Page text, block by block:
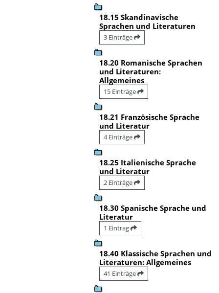
18.15 Skandinavische
Sprachen und Literaturen
3 Einträge
18.20 Romanische Sprachen
und Literaturen:
Allgemeines
15 Einträge
18.21 Französische Sprache
und Literatur
4 Einträge
18.25 Italienische Sprache
und Literatur
2 Einträge
18.30 Spanische Sprache und
Literatur
1 Eintrag
18.40 Klassische Sprachen und
Literaturen: Allgemeines
41 Einträge